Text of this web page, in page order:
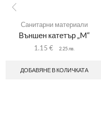
Санитарни материали
Външен катетър „M“
1.15 € 2.25 лв.
ДОБАВЯНЕ В КОЛИЧКАТА